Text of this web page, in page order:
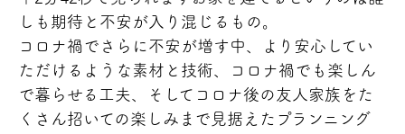
しも期待と不安が入り混じるもの。
コロナ禍でさらに不安が増す中、より安心してい
ただけるような素材と技術、コロナ禍でも楽しん
で暮らせる工夫、そしてコロナ後の友人家族をた
くさん招いての楽しみまで見据えたプランニング